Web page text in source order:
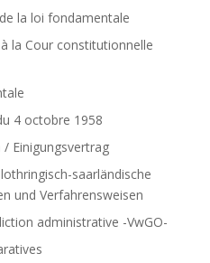
de la loi fondamentale
à la Cour constitutionnelle
4 octobre 1958
/ Einigungsvertrag
saarländische
und Verfahrensweisen
administrative -VwGO-